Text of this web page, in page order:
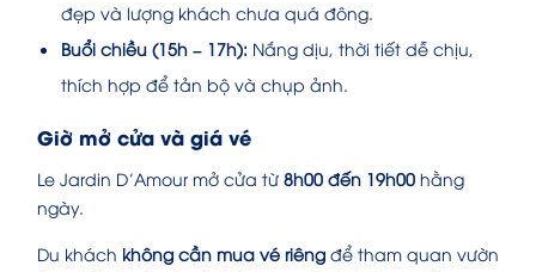
đẹp và lượng khách chưa quá đông.
Buổi chiều (15h – 17h): Nắng dịu, thời tiết dễ chịu,
thích hợp để tản bộ và chụp ảnh.
Giờ mở cửa và giá vé
Le Jardin D’Amour mở cửa từ 8h00 đến 19h00 hằng
ngày.
Du khách không cần mua vé riêng để tham quan vườn